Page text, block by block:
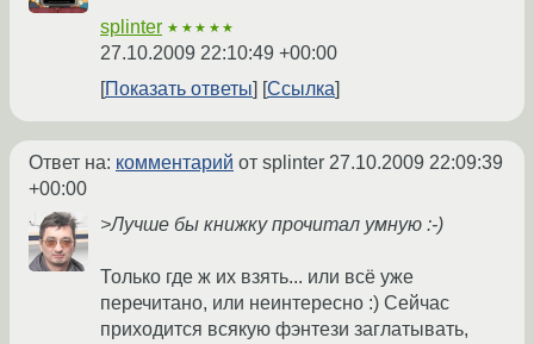
splinter ★★★★★
27.10.2009 22:10:49 +00:00
Показать ответы
Ссылка
Ответ на: комментарий от splinter 27.10.2009 22:09:39
+00:00
>Лучше бы книжку прочитал умную :-)
Только где ж их взять... или всё уже
перечитано, или неинтересно :) Сейчас
приходится всякую фэнтези заглатывать,